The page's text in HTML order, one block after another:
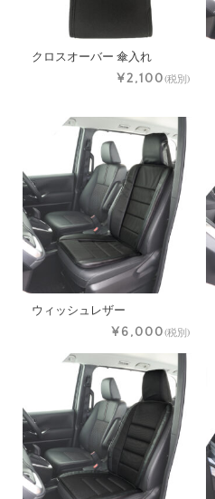
クロスオーバー 傘入れ
¥2,100(税別)
ウィッシュレザー
¥6,000(税別)